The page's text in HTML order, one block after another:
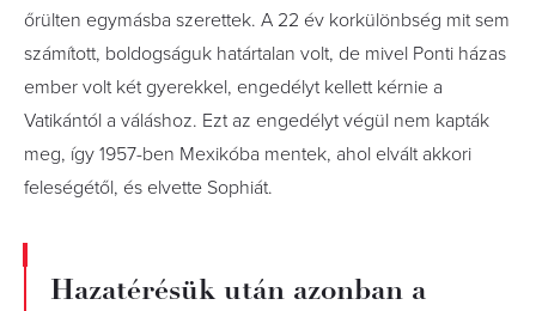
őrülten egymásba szerettek. A 22 év korkülönbség mit sem
számított, boldogságuk határtalan volt, de mivel Ponti házas
ember volt két gyerekkel, engedélyt kellett kérnie a
Vatikántól a váláshoz. Ezt az engedélyt végül nem kapták
meg, így 1957-ben Mexikóba mentek, ahol elvált akkori
feleségétől, és elvette Sophiát.
Hazatérésük után azonban a